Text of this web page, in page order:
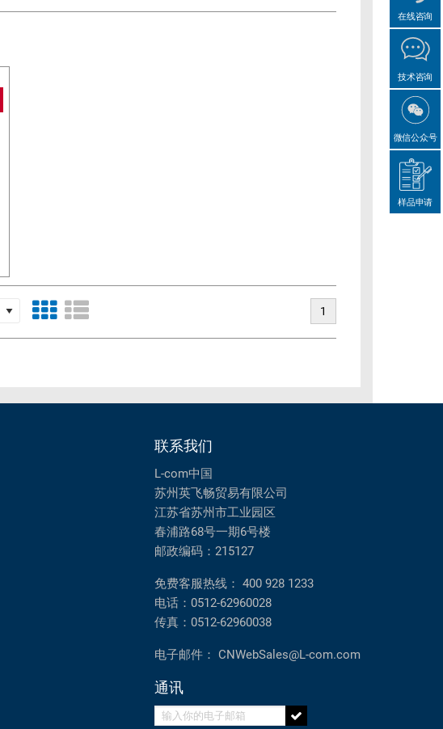
1
在线咨询
技术咨询
微信公众号
样品申请
联系我们
L-com中国
苏州英飞畅贸易有限公司
江苏省苏州市工业园区
春浦路68号一期6号楼
邮政编码：215127
免费客服热线： 400 928 1233
电话： 0512-62960028
传真： 0512-62960038
电子邮件： CNWebSales@L-com.com
通讯